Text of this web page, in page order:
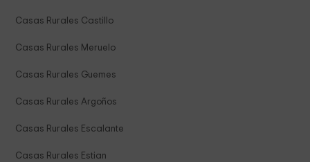
Casas Rurales Castillo
Casas Rurales Meruelo
Casas Rurales Guemes
Casas Rurales Argoños
Casas Rurales Escalante
Casas Rurales Estian